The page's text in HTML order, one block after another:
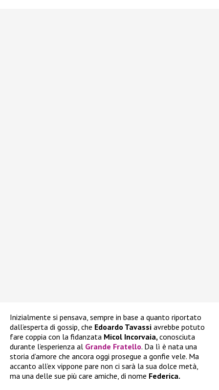
Inizialmente si pensava, sempre in base a quanto riportato
dall’esperta di gossip, che Edoardo Tavassi avrebbe potuto
fare coppia con la fidanzata Micol Incorvaia,conosciuta
durante l’esperienza al Grande Fratello. Da lì è nata una
storia d’amore che ancora oggi prosegue a gonfie vele. Ma
accanto all’ex vippone pare non ci sarà la sua dolce metà,
ma una delle sue più care amiche, di nome Federica.